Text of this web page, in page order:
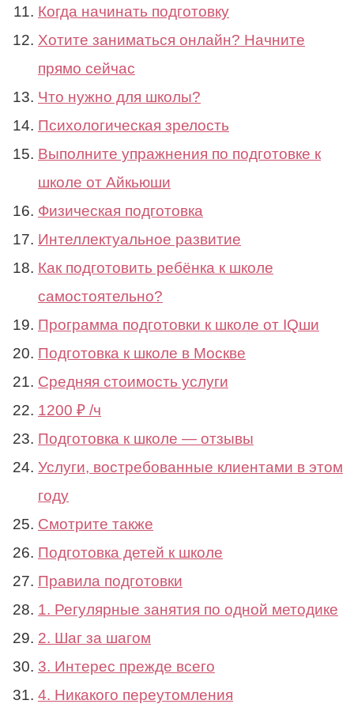
Когда начинать подготовку
Хотите заниматься онлайн? Начните
прямо сейчас
Что нужно для школы?
Психологическая зрелость
Выполните упражнения по подготовке к
школе от Айкьюши
Физическая подготовка
Интеллектуальное развитие
Как подготовить ребёнка к школе
самостоятельно?
Программа подготовки к школе от IQши
Подготовка к школе в Москве
Средняя стоимость услуги
1200 ₽ /ч
Подготовка к школе — отзывы
Услуги, востребованные клиентами в этом
году
Смотрите также
Подготовка детей к школе
Правила подготовки
1. Регулярные занятия по одной методике
2. Шаг за шагом
3. Интерес прежде всего
4. Никакого переутомления